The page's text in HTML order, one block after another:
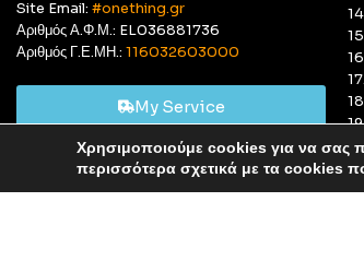
Αυτό είναι ένα δοκιμαστικό κατάστημα
Site Email: #onething.gr
Αριθμός Α.Φ.Μ.: EL036881736
Αριθμός Γ.Ε.ΜΗ.: 116032603000
My Service
© Most Media 2011 - 2025, All rights reserved
Χρησιμοποιούμε cookies για να σας
περισσότερα σχετικά με τα cookies